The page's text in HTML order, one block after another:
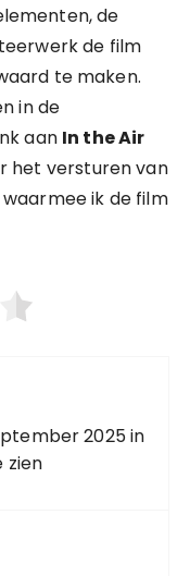
de
de film
te maken.
in de
aan In the Air
het versturen van
ik de film
2025 in
zien